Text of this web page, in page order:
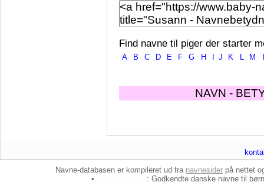
Find navne til piger der starter
A B C D E F G H J K L M
NAVN -
Navne-databasen er kompileret ud fra navnesider på nettet
•
: Godkendte danske navne til børn